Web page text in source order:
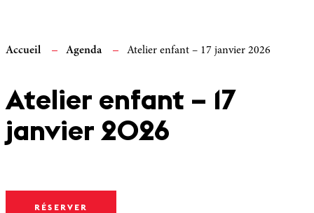
Accueil Agenda Atelier enfant – 17 janvier 2026
Atelier enfant – 17
janvier 2026
RÉSERVER